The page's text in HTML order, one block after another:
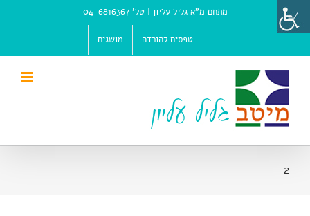
content
מתחם מ"א גליל עליון |טל' 04-6816367
טפסים להורדה מושגים
2